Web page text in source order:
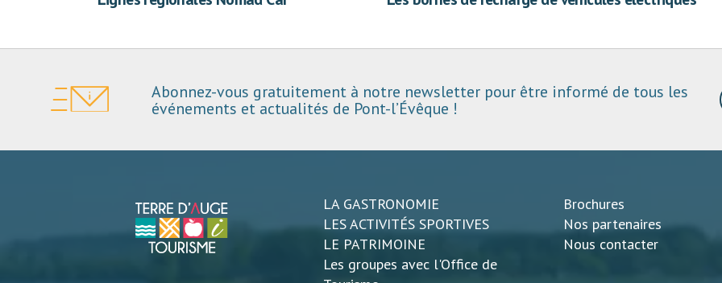
Abonnez-vous gratuitement à notre newsletter pour être informé de tous les
événements et actualités de Pont-l’Évêque !
LA GASTRONOMIE
LES ACTIVITÉS SPORTIVES
LE PATRIMOINE
Les groupes avec l'Office de
Brochures
Nos partenaires
Nous contacter